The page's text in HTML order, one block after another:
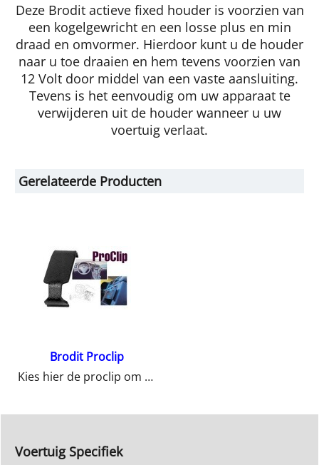
Deze Brodit actieve fixed houder is voorzien van
een kogelgewricht en een losse plus en min
draad en omvormer. Hierdoor kunt u de houder
naar u toe draaien en hem tevens voorzien van
12 Volt door middel van een vaste aansluiting.
Tevens is het eenvoudig om uw apparaat te
verwijderen uit de houder wanneer u uw
voertuig verlaat.
Gerelateerde Producten
Brodit Proclip
Kies hier de proclip om uw houder op te bevestigen in uw auto.
Voertuig Specifiek